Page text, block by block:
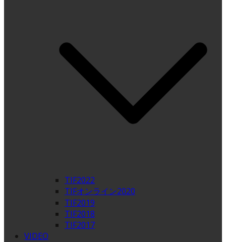
TIF2022
TIFオンライン2020
TIF2019
TIF2018
TIF2017
VIDEO